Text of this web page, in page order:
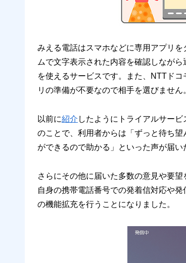
みえる電話はスマホなどに専用アプリ
ムで文字表示された内容を確認しなが
を使えるサービスです。また、NTTド
リの準備が不要なので相手を選びません
以前に紹介 したようにトライアルサー
のことで、利用者からは「ずっと待ち
ができるので助かる」といった声が届い
さらにその他に届いた多数の意見や要
自身の携帯電話番号での発着信対応や
の機能拡充を行うことになりました。